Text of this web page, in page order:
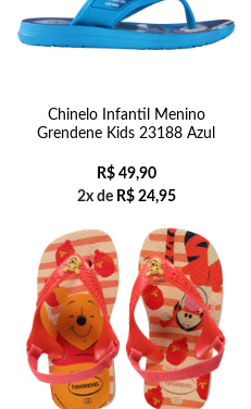
Chinelo Infantil Menino
Grendene Kids 23188 Azul
R$49,90
2x de R$24,95